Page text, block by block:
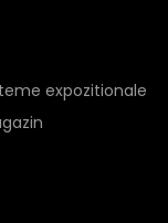
expozitionale